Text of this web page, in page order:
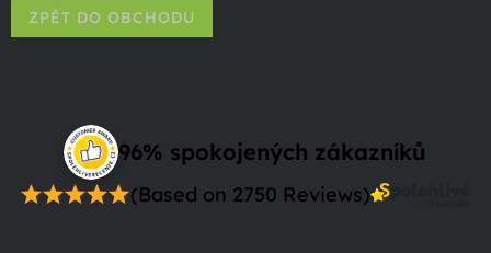
ZPĚT DO OBCHODU
96% spokojených zákazníků
(Based on 2750 Reviews)